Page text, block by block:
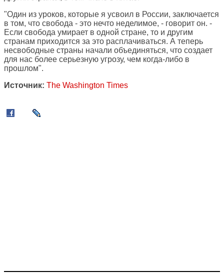
"Один из уроков, которые я усвоил в России, заключается
в том, что свобода - это нечто неделимое, - говорит он. -
Если свобода умирает в одной стране, то и другим
странам приходится за это расплачиваться. А теперь
несвободные страны начали объединяться, что создает
для нас более серьезную угрозу, чем когда-либо в
прошлом".
Источник: The Washington Times